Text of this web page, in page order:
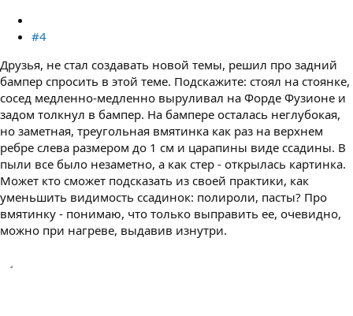
#4
Друзья, не стал создавать новой темы, решил про задний
бампер спросить в этой теме. Подскажите: стоял на стоянке,
сосед медленно-медленно выруливал на Форде Фузионе и
задом толкнул в бампер. На бампере осталась неглубокая,
но заметная, треугольная вмятинка как раз на верхнем
ребре слева размером до 1 см и царапины виде ссадины. В
пыли все было незаметно, а как стер - открылась картинка.
Может кто сможет подсказать из своей практики, как
уменьшить видимость ссадинок: полироли, пасты? Про
вмятинку - понимаю, что только выправить ее, очевидно,
можно при нагреве, выдавив изнутри.